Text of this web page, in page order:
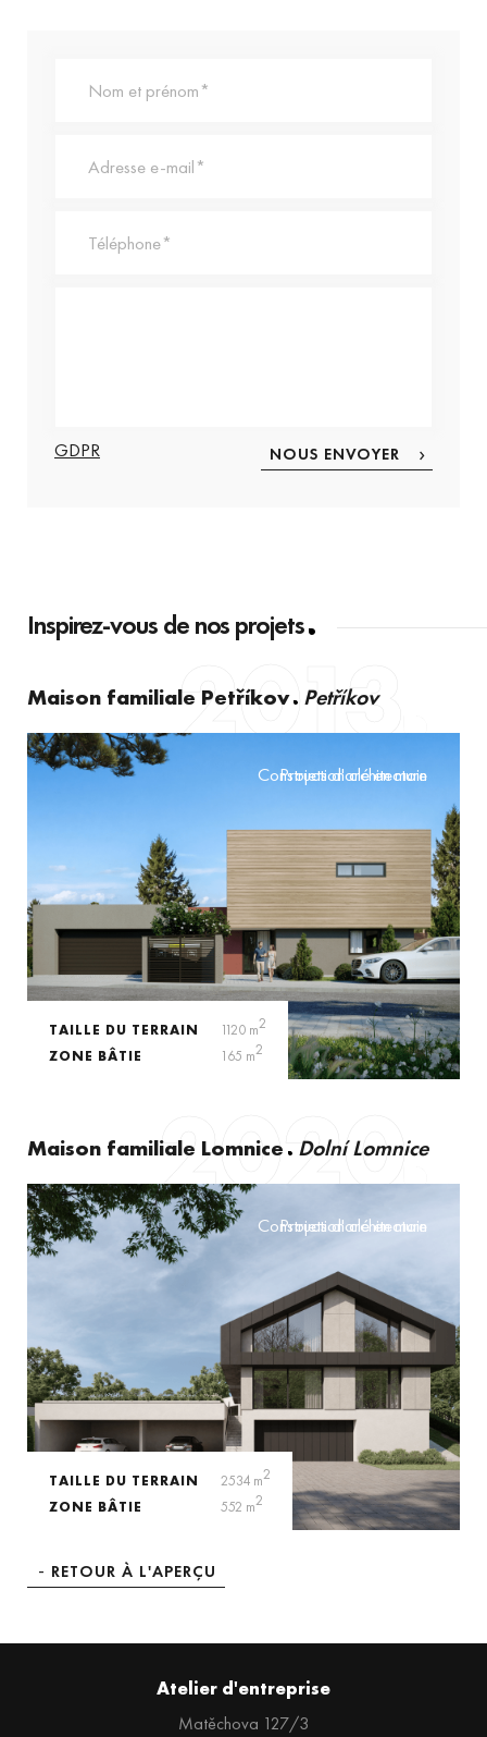
GDPR
Inspirez-vous de nos projets
Maison familiale Petříkov Petříkov
2013
Construction clé en main
Projets d'architecture
TAILLE DU TERRAIN 1120 m2
ZONE BÂTIE
165 m2
Maison familiale Lomnice Dolní Lomnice
2020
Construction clé en main
Projets d'architecture
TAILLE DU TERRAIN 2534 m2
ZONE BÂTIE
552 m2
RETOUR À L'APERÇU
Atelier d'entreprise
Matěchova 127/3